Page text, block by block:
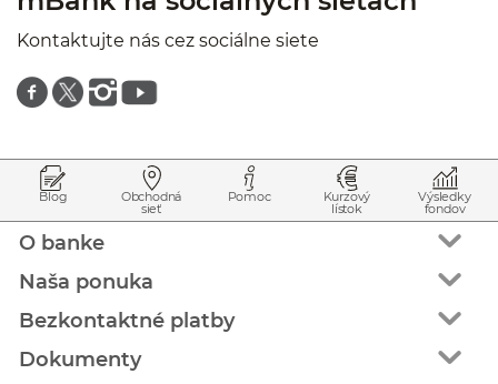
Kontaktujte nás cez sociálne siete
Znajdź nas na facebooku
Znajdź nas na twitterze
Znajdź nas na instagramie
Znajdź nas na youtube
Prejsť na začiatok stránky
Preskočiť na začiatok obsahu
Blog Obchodná
sieť
Pomoc Kurzový
lístok
Výsledky
fondov
O banke
Naša ponuka
Bezkontaktné platby
Dokumenty